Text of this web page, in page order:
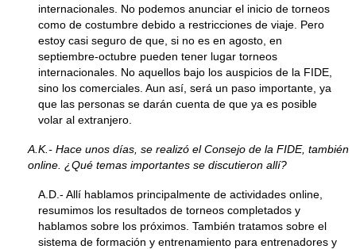
internacionales. No podemos anunciar el inicio de torneos
como de costumbre debido a restricciones de viaje. Pero
estoy casi seguro de que, si no es en agosto, en
septiembre-octubre pueden tener lugar torneos
internacionales. No aquellos bajo los auspicios de la FIDE,
sino los comerciales. Aun así, será un paso importante, ya
que las personas se darán cuenta de que ya es posible
volar al extranjero.
A.K.- Hace unos días, se realizó el Consejo de la FIDE, también
online. ¿Qué temas importantes se discutieron allí?
A.D.- Allí hablamos principalmente de actividades online,
resumimos los resultados de torneos completados y
hablamos sobre los próximos. También tratamos sobre el
sistema de formación y entrenamiento para entrenadores y